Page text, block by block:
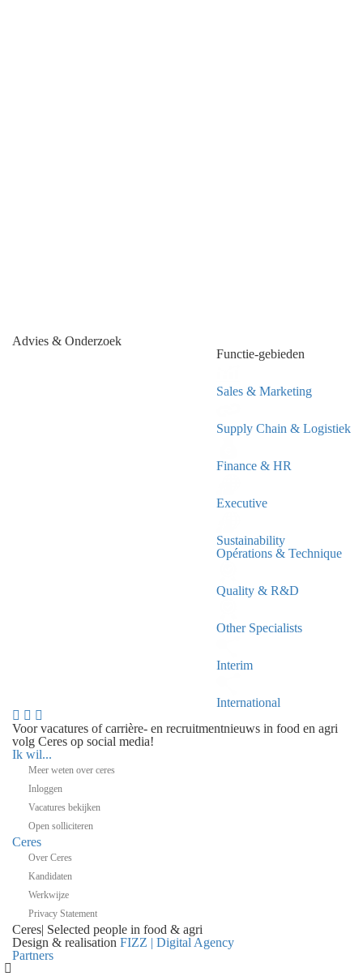
Advies & Onderzoek
Functie-gebieden
Sales & Marketing
Supply Chain & Logistiek
Finance & HR
Executive
Sustainability
Opérations & Technique
Quality & R&D
Other Specialists
Interim
International
Voor vacatures of carrière- en recruitmentnieuws in food en agri
volg Ceres op social media!
Ik wil...
Meer weten over ceres
Inloggen
Vacatures bekijken
Open solliciteren
Ceres
Over Ceres
Kandidaten
Werkwijze
Privacy Statement
Ceres| Selected people in food & agri
Design & realisation FIZZ | Digital Agency
Partners